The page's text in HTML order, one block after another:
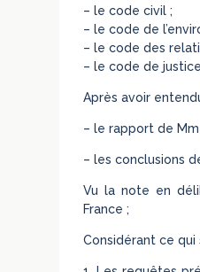
– le code civil ;
– le code de
– le code des
– le code de
Après avoir
– le rapport de
– les conclusions
Vu la note en
France ;
Considérant ce qui